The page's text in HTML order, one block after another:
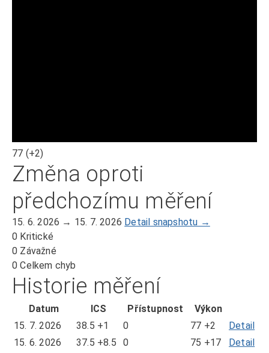
77 (+2)
Změna oproti
předchozímu měření
15. 6. 2026 → 15. 7. 2026 Detail snapshotu →
0 Kritické
0 Závažné
0Celkem chyb
Historie měření
Datum ICS Přístupnost
Výkon
15. 7. 2026
38.5 +1 0 77 +2 Detail
15. 6. 2026 37.5 +8.5 0 75 +17 Detail